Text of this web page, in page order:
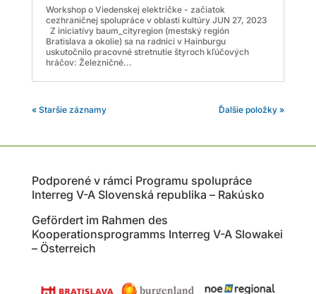
Workshop o Viedenskej električke - začiatok
cezhraničnej spolupráce v oblasti kultúry JUN 27, 2023
Z iniciatívy baum_cityregion (mestský región
Bratislava a okolie) sa na radnici v Hainburgu
uskutočnilo pracovné stretnutie štyroch kľúčových
hráčov: Železničné...
« Staršie záznamy Ďalšie položky »
Podporené v rámci Programu spolupráce
Interreg V-A Slovenská republika – Rakúsko
Gefördert im Rahmen des
Kooperationsprogramms Interreg V-A Slowakei
– Österreich